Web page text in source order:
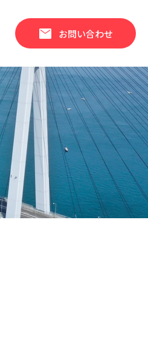
mail お問い合わせ